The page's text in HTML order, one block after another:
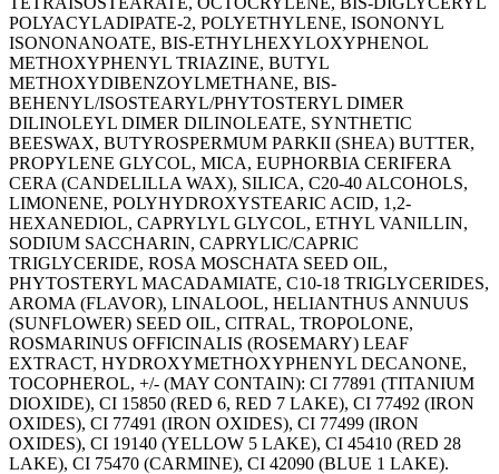
POLYACYLADIPATE-2, POLYETHYLENE, ISONONYL
ISONONANOATE, BIS-ETHYLHEXYLOXYPHENOL
METHOXYPHENYL TRIAZINE, BUTYL
METHOXYDIBENZOYLMETHANE, BIS-
BEHENYL/ISOSTEARYL/PHYTOSTERYL DIMER
DILINOLEYL DIMER DILINOLEATE, SYNTHETIC
BEESWAX, BUTYROSPERMUM PARKII (SHEA) BUTTER,
PROPYLENE GLYCOL, MICA, EUPHORBIA CERIFERA
CERA (CANDELILLA WAX), SILICA, C20-40 ALCOHOLS,
LIMONENE, POLYHYDROXYSTEARIC ACID, 1,2-
HEXANEDIOL, CAPRYLYL GLYCOL, ETHYL VANILLIN,
SODIUM SACCHARIN, CAPRYLIC/CAPRIC
TRIGLYCERIDE, ROSA MOSCHATA SEED OIL,
PHYTOSTERYL MACADAMIATE, C10-18 TRIGLYCERIDES,
AROMA (FLAVOR), LINALOOL, HELIANTHUS ANNUUS
(SUNFLOWER) SEED OIL, CITRAL, TROPOLONE,
ROSMARINUS OFFICINALIS (ROSEMARY) LEAF
EXTRACT, HYDROXYMETHOXYPHENYL DECANONE,
TOCOPHEROL, +/- (MAY CONTAIN): CI 77891 (TITANIUM
DIOXIDE), CI 15850 (RED 6, RED 7 LAKE), CI 77492 (IRON
OXIDES), CI 77491 (IRON OXIDES), CI 77499 (IRON
OXIDES), CI 19140 (YELLOW 5 LAKE), CI 45410 (RED 28
LAKE), CI 75470 (CARMINE), CI 42090 (BLUE 1 LAKE).